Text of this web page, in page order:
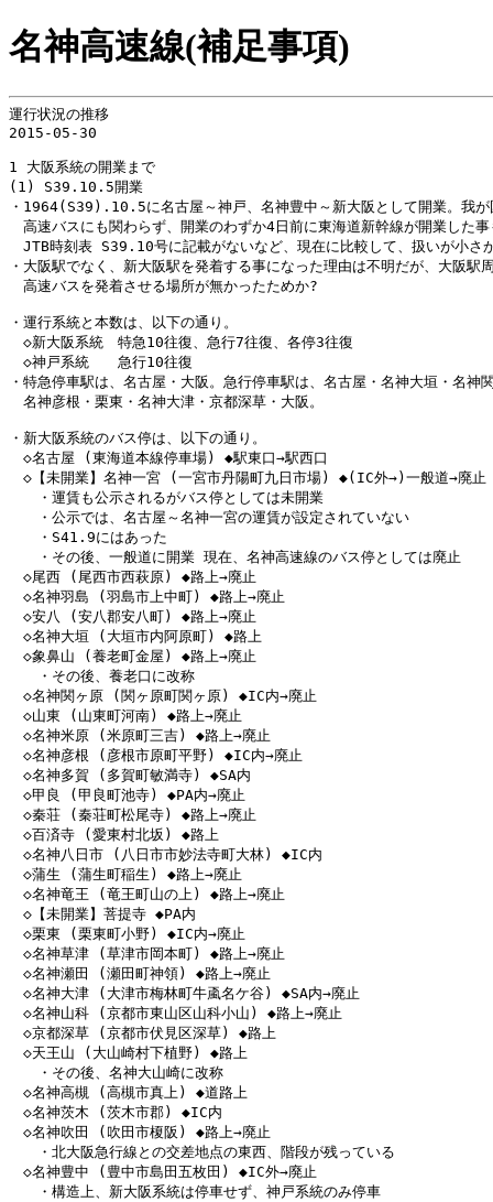
名神高速線(補足事項)
運行状況の推移
2015-05-30
1 大阪系統の開業まで
(1) S39.10.5開業
・1964(S39).10.5に名古屋～神戸、名神豊中～新大阪として開業。我が
高速バスにも関わらず、開業のわずか4日前に東海道新幹線が開業した事
JTB時刻表 S39.10号に記載がないなど、現在に比較して、扱いが小さ
・大阪駅でなく、新大阪駅を発着する事になった理由は不明だが、大阪駅
高速バスを発着させる場所が無かったためか?
・運行系統と本数は、以下の通り。
◇新大阪系統　特急10往復、急行7往復、各停3往復
◇神戸系統　　急行10往復
・特急停車駅は、名古屋・大阪。急行停車駅は、名古屋・名神大垣・名神
名神彦根・栗東・名神大津・京都深草・大阪。
・新大阪系統のバス停は、以下の通り。
◇名古屋 (東海道本線停車場) ◆駅東口→駅西口
◇【未開業】名神一宮 (一宮市丹陽町九日市場) ◆(IC外→)一般道→廃止
・運賃も公示されるがバス停としては未開業
・公示では、名古屋～名神一宮の運賃が設定されていない
・S41.9にはあった
・その後、一般道に開業 現在、名神高速線のバス停としては廃止
◇尾西 (尾西市西萩原) ◆路上→廃止
◇名神羽島 (羽島市上中町) ◆路上→廃止
◇安八 (安八郡安八町) ◆路上→廃止
◇名神大垣 (大垣市内阿原町) ◆路上
◇象鼻山 (養老町金屋) ◆路上→廃止
・その後、養老口に改称
◇名神関ヶ原 (関ヶ原町関ヶ原) ◆IC内→廃止
◇山東 (山東町河南) ◆路上→廃止
◇名神米原 (米原町三吉) ◆路上→廃止
◇名神彦根 (彦根市原町平野) ◆IC内→廃止
◇名神多賀 (多賀町敏満寺) ◆SA内
◇甲良 (甲良町池寺) ◆PA内→廃止
◇秦荘 (秦荘町松尾寺) ◆路上→廃止
◇百済寺 (愛東村北坂) ◆路上
◇名神八日市 (八日市市妙法寺町大林) ◆IC内
◇蒲生 (蒲生町稲生) ◆路上→廃止
◇名神竜王 (竜王町山の上) ◆路上→廃止
◇【未開業】菩提寺 ◆PA内
◇栗東 (栗東町小野) ◆IC内→廃止
◇名神草津 (草津市岡本町) ◆路上→廃止
◇名神瀬田 (瀬田町神領) ◆路上→廃止
◇名神大津 (大津市梅林町牛颪名ケ谷) ◆SA内→廃止
◇名神山科 (京都市東山区山科小山) ◆路上→廃止
◇京都深草 (京都市伏見区深草) ◆路上
◇天王山 (大山崎村下植野) ◆路上
・その後、名神大山崎に改称
◇名神高槻 (高槻市真上) ◆道路上
◇名神茨木 (茨木市郡) ◆IC内
◇名神吹田 (吹田市榎阪) ◆路上→廃止
・北大阪急行線との交差地点の東西、階段が残っている
◇名神豊中 (豊中市島田五枚田) ◆IC外→廃止
・構造上、新大阪系統は停車せず、神戸系統のみ停車